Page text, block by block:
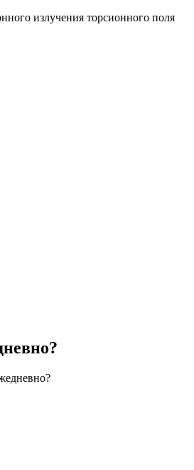
излучения торсионного поля